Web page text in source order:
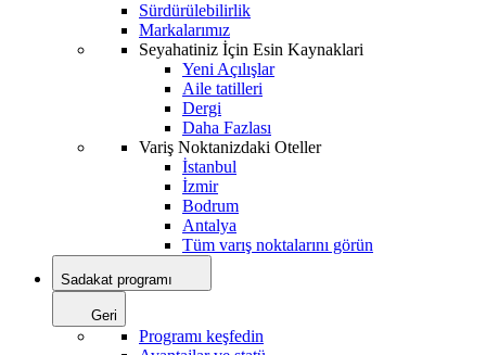
Sürdürülebilirlik
Markalarımız
Seyahatiniz İçin Esin Kaynaklari
Yeni Açılışlar
Aile tatilleri
Dergi
Daha Fazlası
Variş Noktanizdaki Oteller
İstanbul
İzmir
Bodrum
Antalya
Tüm varış noktalarını görün
Sadakat programı
Geri
Programı keşfedin